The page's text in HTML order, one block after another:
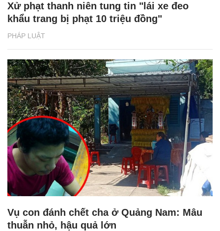
PHÁP LUẬT
Xử phạt thanh niên tung tin "lái xe đeo
khẩu trang bị phạt 10 triệu đồng"
Vụ con đánh chết cha ở Quảng Nam: Mâu
thuẫn nhỏ, hậu quả lớn